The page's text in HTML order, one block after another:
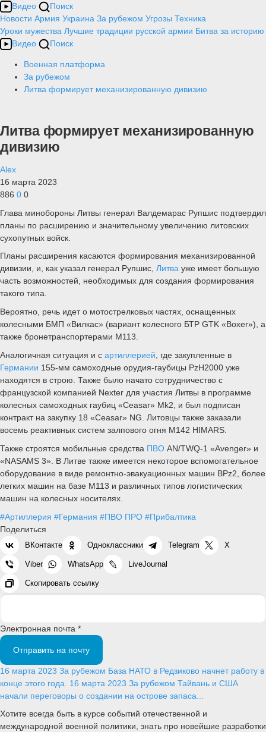
Видео
Поиск
Новости Армия Украина За рубежом Угрозы Техника
Уроки мужества Лучшие традиции русской армии Битва за историю
Видео
Поиск
Военная платформа
За рубежом
Литва формирует механизированную дивизию
Литва формирует механизированную
дивизию
Alex
16 марта 2023
886 0 0
Глава минобороны Литвы генерал Валдемарас Рупшис подтвердил
планы по расширению и значительному увеличению литовских
сухопутных войск.
Планы расширения касаются формирования механизированной
дивизии, и, как указал генерал Рупшис, Литва уже имеет большую
часть возможностей, необходимых для создания формирования
такого типа.
Вероятно, речь идет о мотострелковых частях, оснащенных
колесными БМП «Вилкас» (вариант колесного БТР GTK «Boxer»), а
также бронетранспортерами М113.
Аналогичная ситуация и с артиллерией , где закупленные в
Германии 155-мм самоходные орудия-гаубицы PzH2000 уже
находятся в строю. Также было начато сотрудничество с
французской компанией Nexter для участия Литвы в программе
колесных самоходных гаубиц «Ceasar» Mk2, и был подписан
контракт на закупку 18 «Ceasar» NG. Литовцы также заказали
восемь реактивных систем залпового огня M142 HIMARS.
Также строятся мобильные средства ПВО AN/TWQ-1 «Avenger» и
«NASAMS 3». В Литве также имеется некоторое вспомогательное
оборудование в виде ремонтно-эвакуационных машин BPz2, более
легких машин на базе M113 и различных типов логистических
машин на колесных носителях.
#Артиллерия #Германия #ПВО ПРО #Прибалтика
Поделиться
ВКонтакте Одноклассники Telegram X
Viber WhatsApp LiveJournal
Скопировать ссылку
Электронная почта *
Отправить на почту
16 марта 2023 За рубежом База НАТО в Редзиково начнет работу в
конце этого года. 16 марта 2023 За рубежом Тайвань и США
начали переговоры о создании на острове запаса...
Хотите всегда быть в курсе событий отечественной и
международной военной политики, знать про новейшие разработки